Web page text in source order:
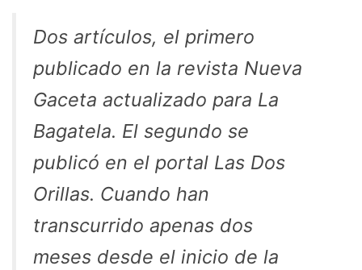
Dos artículos, el primero
publicado en la revista Nueva
Gaceta actualizado para La
Bagatela. El segundo se
publicó en el portal Las Dos
Orillas. Cuando han
transcurrido apenas dos
meses desde el inicio de la